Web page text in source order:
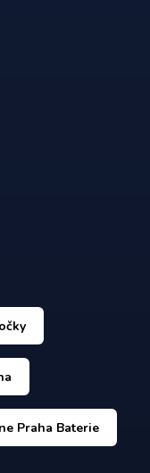
Praha Baterie